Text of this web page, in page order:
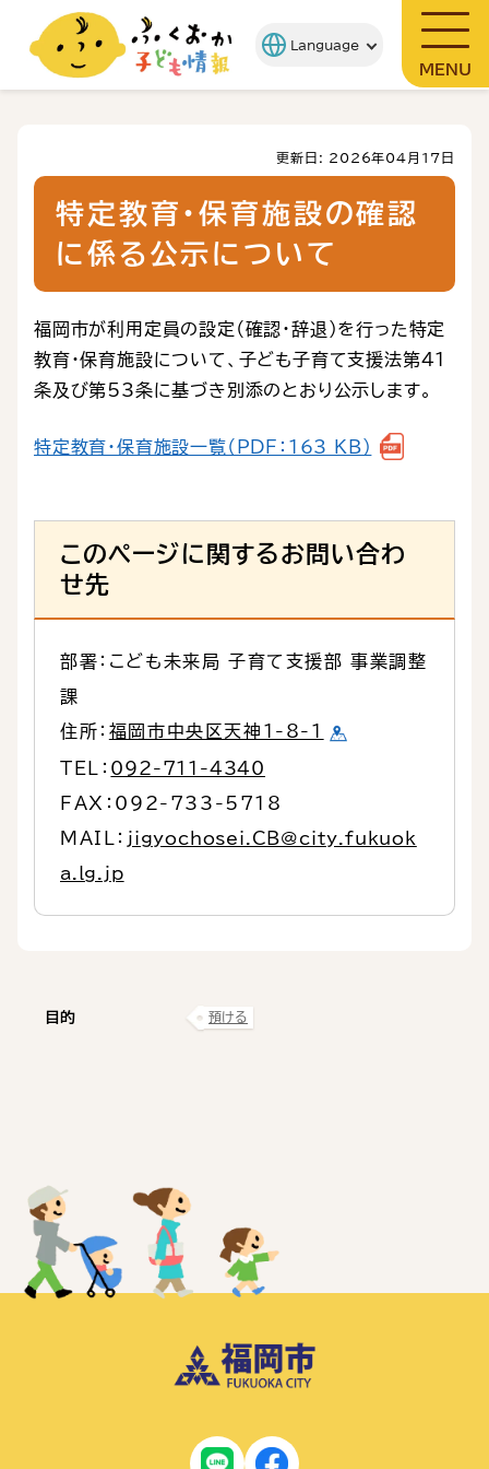
MENU
更新日: 2026年04月17日
特定教育・保育施設の確認
に係る公示について
福岡市が利用定員の設定（確認・辞退）を行った特定
教育・保育施設について、子ども子育て支援法第41
条及び第53条に基づき別添のとおり公示します。
特定教育・保育施設一覧（PDF：163 KB）
このページに関するお問い合わ
せ先
部署：こども未来局 子育て支援部 事業調整
課
住所： 福岡市中央区天神1-8-1
TEL： 092-711-4340
FAX：092-733-5718
MAIL： jigyochosei.CB@city.fukuok
a.lg.jp
目的 預ける